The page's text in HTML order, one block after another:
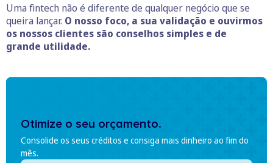
Uma fintech não é diferente de qualquer negócio que se
queira lançar. O nosso foco, a sua validação e ouvirmos
os nossos clientes são conselhos simples e de
grande utilidade.
Otimize o seu orçamento.
Consolide os seus créditos e consiga mais dinheiro ao fim do
mês.